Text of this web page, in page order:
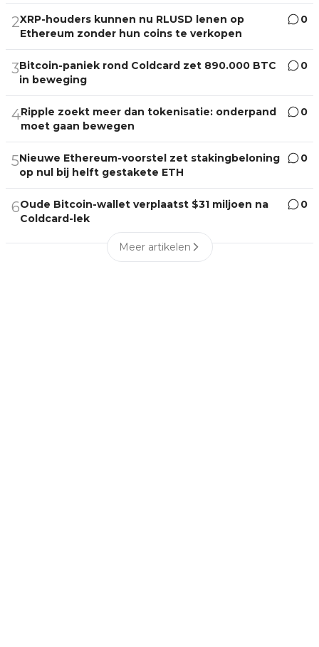
2XRP-houders kunnen nu RLUSD lenen op
Ethereum zonder hun coins te verkopen
0
3Bitcoin-paniek rond Coldcard zet 890.000 BTC
in beweging
0
4Ripple zoekt meer dan tokenisatie: onderpand
moet gaan bewegen
0
5Nieuwe Ethereum-voorstel zet stakingbeloning
op nul bij helft gestakete ETH
0
6Oude Bitcoin-wallet verplaatst $31 miljoen na
Coldcard-lek
0
Meer artikelen